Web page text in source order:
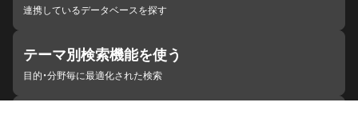
連携しているデータベースを探す
テーマ別検索機能を使う
目的・分野毎に最適化された検索